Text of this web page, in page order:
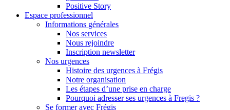
Positive Story
Espace professionnel
Informations générales
Nos services
Nous rejoindre
Inscription newsletter
Nos urgences
Histoire des urgences à Frégis
Notre organisation
Les étapes d’une prise en charge
Pourquoi adresser ses urgences à Fregis ?
Se former avec Frégis